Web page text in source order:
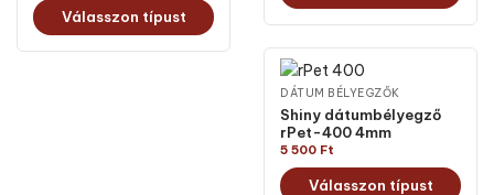
Válasszon típust
DÁTUM BÉLYEGZŐK
Shiny dátumbélyegző
rPet-400 4mm
5 500 Ft
Válasszon típust